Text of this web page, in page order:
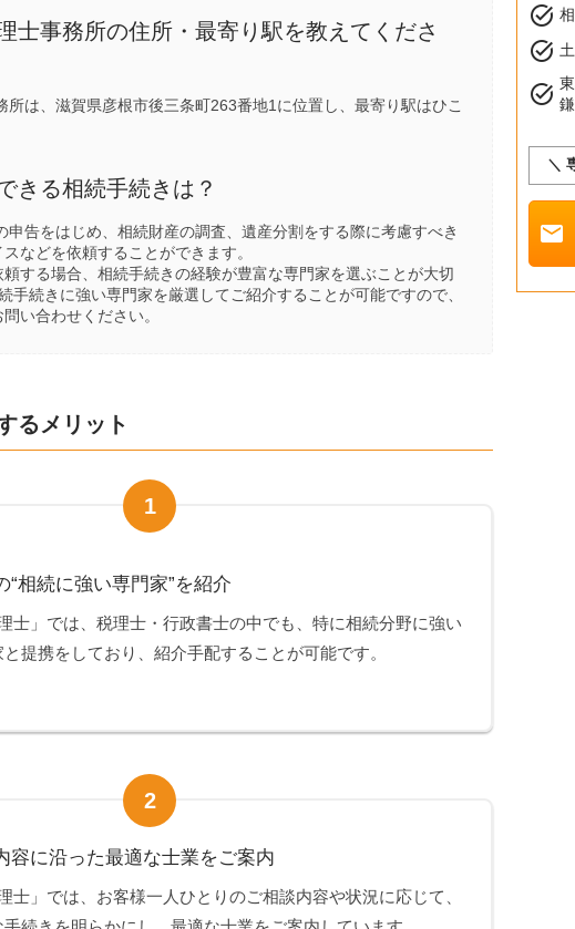
士事務所の住所・最寄り駅を教えてくださ
所は、滋賀県彦根市後三条町263番地1に位置し、最寄り駅はひこ
きる相続手続きは？
申告をはじめ、相続財産の調査、遺産分割をする際に考慮すべき
などを依頼することができます。
する場合、相続手続きの経験が豊富な専門家を選ぶことが大切
手続きに強い専門家を厳選してご紹介することが可能ですので、
い合わせください。
るメリット
1
“相続に強い専門家”を紹介
理士」では、税理士・行政書士の中でも、特に相続分野に強い
提携をしており、紹介手配することが可能です。
2
容に沿った最適な士業をご案内
理士」では、お客様一人ひとりのご相談内容や状況に応じて、
task_alt
task_alt
task_alt
＼
mail